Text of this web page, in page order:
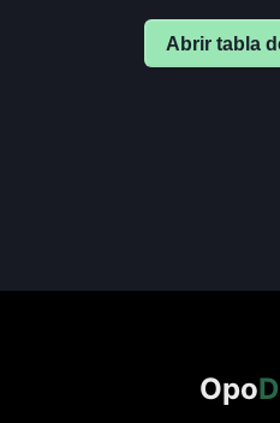
Abrir tabla
Opo